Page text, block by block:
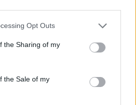
Opt Outs
the Sharing of my
the Sale of my
Islandské úřady nařídily
vyhoštění 21 aktivistů
pobřežní stráž s policií zabavily
velrybářské plavidlo. Pasažéři lodi
ekologického aktivisty Paula